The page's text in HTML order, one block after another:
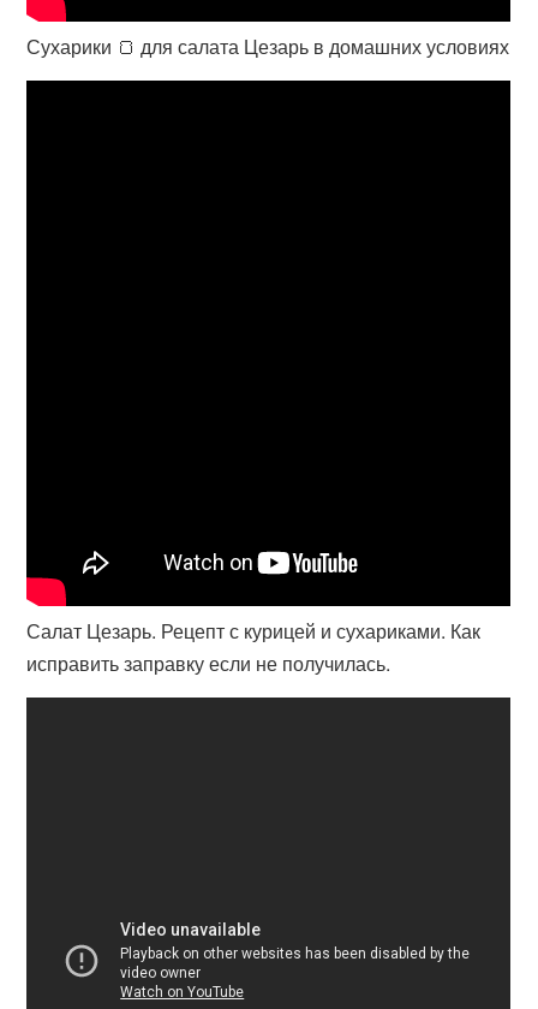
Сухарики 🍞 для салата Цезарь в домашних условиях
Салат Цезарь. Рецепт с курицей и сухариками. Как
исправить заправку если не получилась.